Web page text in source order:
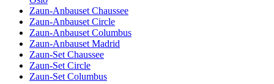
Zaun-Anbauset Chaussee
Zaun-Anbauset Circle
Zaun-Anbauset Columbus
Zaun-Anbauset Madrid
Zaun-Set Chaussee
Zaun-Set Circle
Zaun-Set Columbus